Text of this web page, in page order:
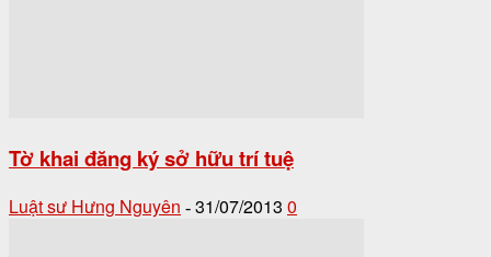
Tờ khai đăng ký sở hữu trí tuệ
Luật sư Hưng Nguyên - 31/07/2013 0